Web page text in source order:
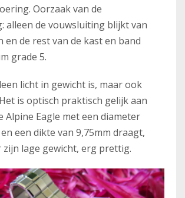
Oorzaak van de
alleen de vouwsluiting blijkt van
en de rest van de kast en band
grade 5.
licht in gewicht is, maar ook
is optisch praktisch gelijk aan
Alpine Eagle met een diameter
een dikte van 9,75mm draagt,
zijn lage gewicht, erg prettig.